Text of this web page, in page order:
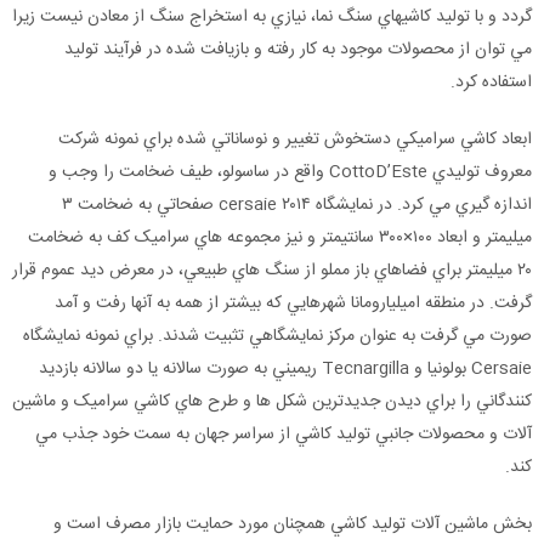
گردد و با توليد کاشيهاي سنگ نما، نيازي به استخراج سنگ از معادن نيست زيرا
مي توان از محصولات موجود به کار رفته و بازيافت شده در فرآيند توليد
استفاده کرد.
ابعاد کاشي سراميکي دستخوش تغيير و نوساناتي شده براي نمونه شرکت
معروف توليدي CottoD’Este واقع در ساسولو، طيف ضخامت را وجب و
اندازه گيري مي کرد. در نمايشگاه ۲۰۱۴ cersaie صفحاتي به ضخامت ۳
ميليمتر و ابعاد ۱۰۰×۳۰۰ سانتيمتر و نيز مجموعه هاي سراميک کف به ضخامت
۲۰ ميليمتر براي فضاهاي باز مملو از سنگ هاي طبيعي، در معرض ديد عموم قرار
گرفت. در منطقه اميليارومانا شهرهايي که بيشتر از همه به آنها رفت و آمد
صورت مي گرفت به عنوان مرکز نمايشگاهي تثبيت شدند. براي نمونه نمايشگاه
Cersaie بولونيا و Tecnargilla ريميني به صورت سالانه يا دو سالانه بازديد
کنندگاني را براي ديدن جديدترين شکل ها و طرح هاي کاشي سراميک و ماشين
آلات و محصولات جانبي توليد کاشي از سراسر جهان به سمت خود جذب مي
کند.
بخش ماشين آلات توليد کاشي همچنان مورد حمايت بازار مصرف است و